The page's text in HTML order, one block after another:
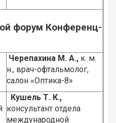
форум Конференц-
Черепахина М. А., к. м.
н., врач-офтальмолог,
салон «Оптика-8»
Кушель Т. К.,
консультант отдела
международной